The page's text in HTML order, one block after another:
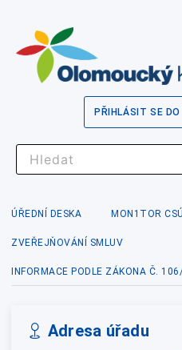
PŘIHLÁSIT SE
ÚŘEDNÍ DESKA MON1TOR
ZVEŘEJŇOVÁNÍ SMLUV
INFORMACE PODLE ZÁKONA Č.
Adresa úřadu